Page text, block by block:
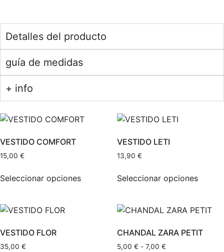
Detalles del producto
guía de medidas
+ info
VESTIDO COMFORT
15,00 €
Seleccionar opciones
VESTIDO LETI
13,90 €
Seleccionar opciones
VESTIDO FLOR
35,00 €
CHANDAL ZARA PETIT
5,00 € - 7,00 €